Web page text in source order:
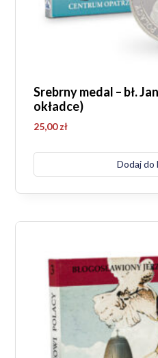
Srebrny medal – bł.
okładce)
25,00zł
Dodaj do